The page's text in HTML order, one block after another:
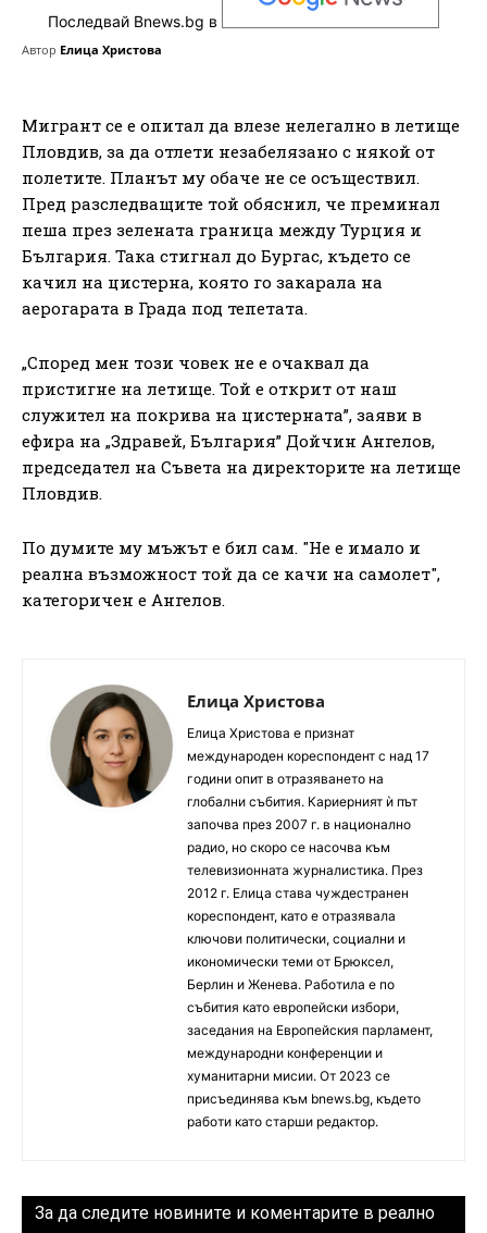
Последвай Bnews.bg в
Автор Елица Христова
Мигрант се е опитал да влезе нелегално в летище
Пловдив, за да отлети незабелязано с някой от
полетите. Планът му обаче не се осъществил.
Пред разследващите той обяснил, че преминал
пеша през зелената граница между Турция и
България. Така стигнал до Бургас, където се
качил на цистерна, която го закарала на
аерогарата в Града под тепетата.
„Според мен този човек не е очаквал да
пристигне на летище. Той е открит от наш
служител на покрива на цистерната”, заяви в
ефира на „Здравей, България” Дойчин Ангелов,
председател на Съвета на директорите на летище
Пловдив.
По думите му мъжът е бил сам. "Не е имало и
реална възможност той да се качи на самолет",
категоричен е Ангелов.
Елица Христова
Елица Христова е признат
международен кореспондент с над 17
години опит в отразяването на
глобални събития. Кариерният ѝ път
започва през 2007 г. в национално
радио, но скоро се насочва към
телевизионната журналистика. През
2012 г. Елица става чуждестранен
кореспондент, като е отразявала
ключови политически, социални и
икономически теми от Брюксел,
Берлин и Женева. Работила е по
събития като европейски избори,
заседания на Европейския парламент,
международни конференции и
хуманитарни мисии. От 2023 се
присъединява към bnews.bg, където
работи като старши редактор.
За да следите новините и коментарите в реално